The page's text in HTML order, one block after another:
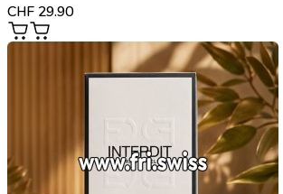
CHF 29.90